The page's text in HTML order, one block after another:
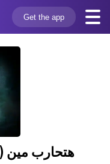
Get the app
هتحارب